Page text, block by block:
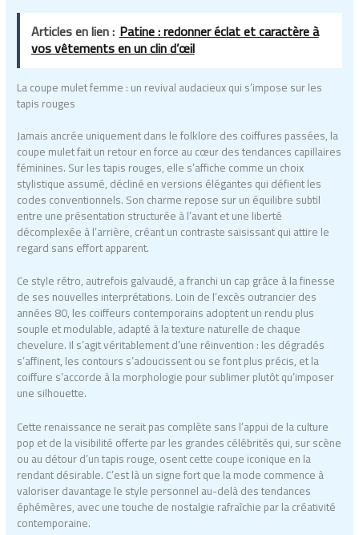
Articles en lien : Patine : redonner éclat et caractère à
vos vêtements en un clin d’œil
La coupe mulet femme : un revival audacieux qui s’impose sur les
tapis rouges
Jamais ancrée uniquement dans le folklore des coiffures passées, la
coupe mulet fait un retour en force au cœur des tendances capillaires
féminines. Sur les tapis rouges, elle s’affiche comme un choix
stylistique assumé, décliné en versions élégantes qui défient les
codes conventionnels. Son charme repose sur un équilibre subtil
entre une présentation structurée à l’avant et une liberté
décomplexée à l’arrière, créant un contraste saisissant qui attire le
regard sans effort apparent.
Ce style rétro, autrefois galvaudé, a franchi un cap grâce à la finesse
de ses nouvelles interprétations. Loin de l’excès outrancier des
années 80, les coiffeurs contemporains adoptent un rendu plus
souple et modulable, adapté à la texture naturelle de chaque
chevelure. Il s’agit véritablement d’une réinvention : les dégradés
s’affinent, les contours s’adoucissent ou se font plus précis, et la
coiffure s’accorde à la morphologie pour sublimer plutôt qu’imposer
une silhouette.
Cette renaissance ne serait pas complète sans l’appui de la culture
pop et de la visibilité offerte par les grandes célébrités qui, sur scène
ou au détour d’un tapis rouge, osent cette coupe iconique en la
rendant désirable. C’est là un signe fort que la mode commence à
valoriser davantage le style personnel au-delà des tendances
éphémères, avec une touche de nostalgie rafraîchie par la créativité
contemporaine.